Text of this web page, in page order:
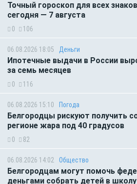
Точный гороскоп для всех
сегодня — 7 августа
0 106
06.08.2026 18:05 Деньги
Ипотечные выдачи в России
за семь месяцев
0 116
06.08.2026 15:10 Погода
Белгородцы рискуют получить
регионе жара под 40 градусов
0 82
06.08.2026 14:02 Общество
Белгородцам могут помочь
деньгами собрать детей в школу